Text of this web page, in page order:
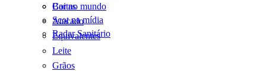
Cartas
Scot na mídia
Radar Sanitário
Boi no mundo
Atacado
Equivalentes
Leite
Grãos